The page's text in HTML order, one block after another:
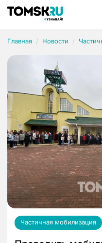
Главная Новости
Частичная мобилизация